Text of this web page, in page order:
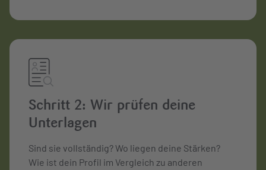
Schritt 2: Wir prüfen deine
Unterlagen
Sind sie vollständig? Wo liegen deine Stärken?
Wie ist dein Profil im Vergleich zu anderen